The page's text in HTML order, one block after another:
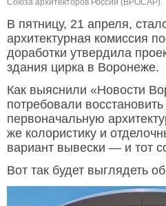
Союза архитекторов России (ВРОСАР).
В пятницу, 21 апреля,
архитектурная комиссия
доработки утвердила
здания цирка в Воронеже.
Как выяснили «Новости
потребовали
первоначальную
же колористику и
вариант вывески — и тот
Вот так будет выглядеть